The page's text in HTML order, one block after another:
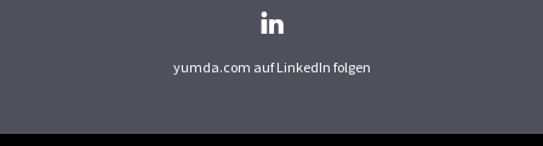
yumda.com auf LinkedIn folgen